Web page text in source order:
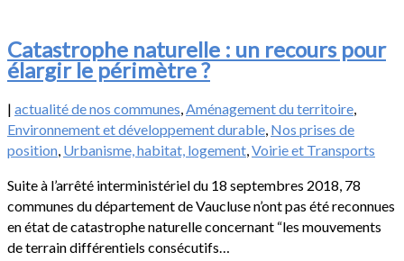
Catastrophe naturelle : un recours pour
élargir le périmètre ?
| actualité de nos communes,Aménagement du territoire,
Environnement et développement durable, Nos prises de
position, Urbanisme, habitat, logement,Voirie et Transports
Suite à l’arrêté interministériel du 18 septembres 2018, 78
communes du département de Vaucluse n’ont pas été reconnues
en état de catastrophe naturelle concernant “les mouvements
de terrain différentiels consécutifs…